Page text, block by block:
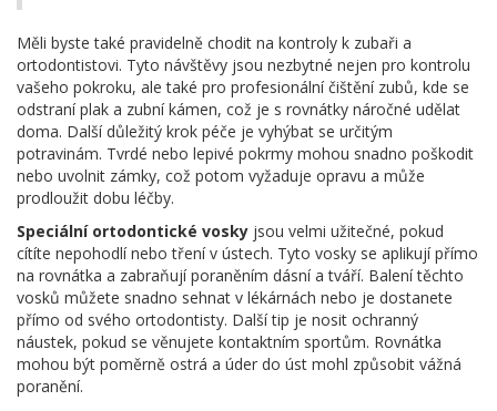
Měli byste také pravidelně chodit na kontroly k zubaři a
ortodontistovi. Tyto návštěvy jsou nezbytné nejen pro kontrolu
vašeho pokroku, ale také pro profesionální čištění zubů, kde se
odstraní plak a zubní kámen, což je s rovnátky náročné udělat
doma. Další důležitý krok péče je vyhýbat se určitým
potravinám. Tvrdé nebo lepivé pokrmy mohou snadno poškodit
nebo uvolnit zámky, což potom vyžaduje opravu a může
prodloužit dobu léčby.
Speciální ortodontické vosky jsou velmi užitečné, pokud
cítíte nepohodlí nebo tření v ústech. Tyto vosky se aplikují přímo
na rovnátka a zabraňují poraněním dásní a tváří. Balení těchto
vosků můžete snadno sehnat v lékárnách nebo je dostanete
přímo od svého ortodontisty. Další tip je nosit ochranný
náustek, pokud se věnujete kontaktním sportům. Rovnátka
mohou být poměrně ostrá a úder do úst mohl způsobit vážná
poranění.